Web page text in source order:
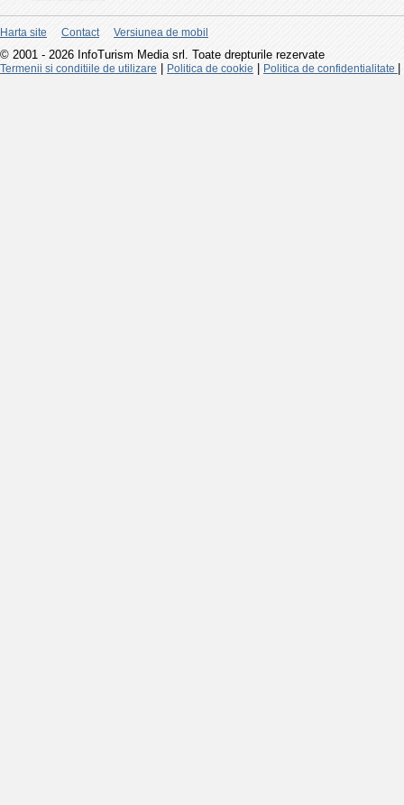
Harta site Contact Versiunea de mobil
© 2001 - 2026 InfoTurism Media srl. Toate drepturile rezervate
Termenii si conditiile de utilizare Politica de cookie Politica de confidentialitate